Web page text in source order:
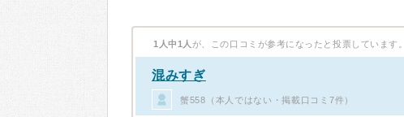
1人中1人 が、この口コミが参考になったと投票しています。
混みすぎ
蟹558（本人ではない・掲載口コミ7件）